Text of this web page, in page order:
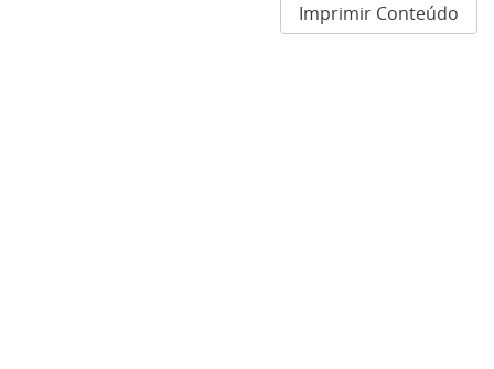
Imprimir Conteúdo